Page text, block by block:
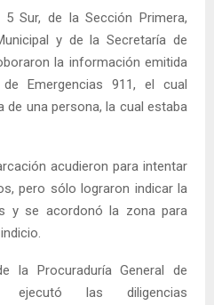
Sur, de la Sección Primera,
y de la Secretaría de
la información emitida
Emergencias 911, el cual
de una persona, la cual estaba
acudieron para intentar
pero sólo lograron indicar la
y se acordonó la zona para
la Procuraduría General de
las diligencias